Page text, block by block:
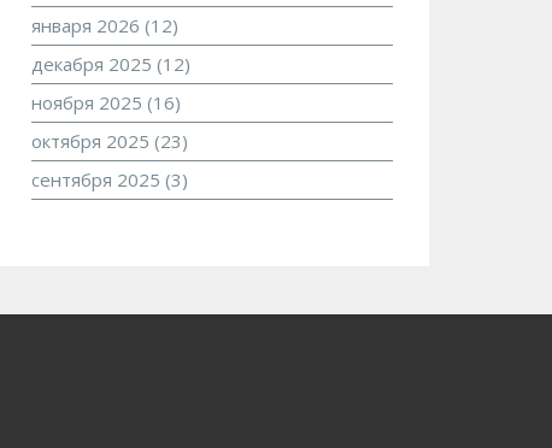
января 2026 (12)
декабря 2025 (12)
ноября 2025 (16)
октября 2025 (23)
сентября 2025 (3)